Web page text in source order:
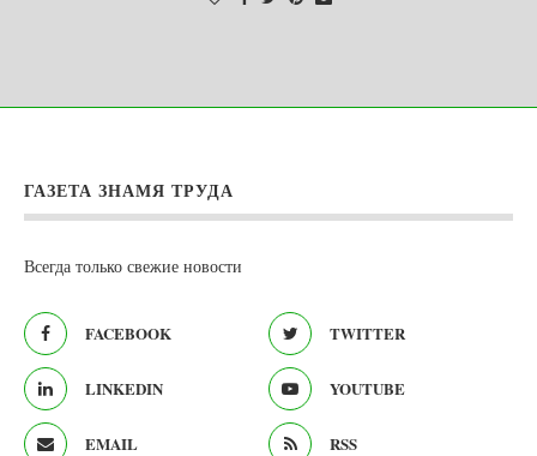
ГАЗЕТА ЗНАМЯ ТРУДА
Всегда только свежие новости
FACEBOOK TWITTER
LINKEDIN YOUTUBE
EMAIL RSS